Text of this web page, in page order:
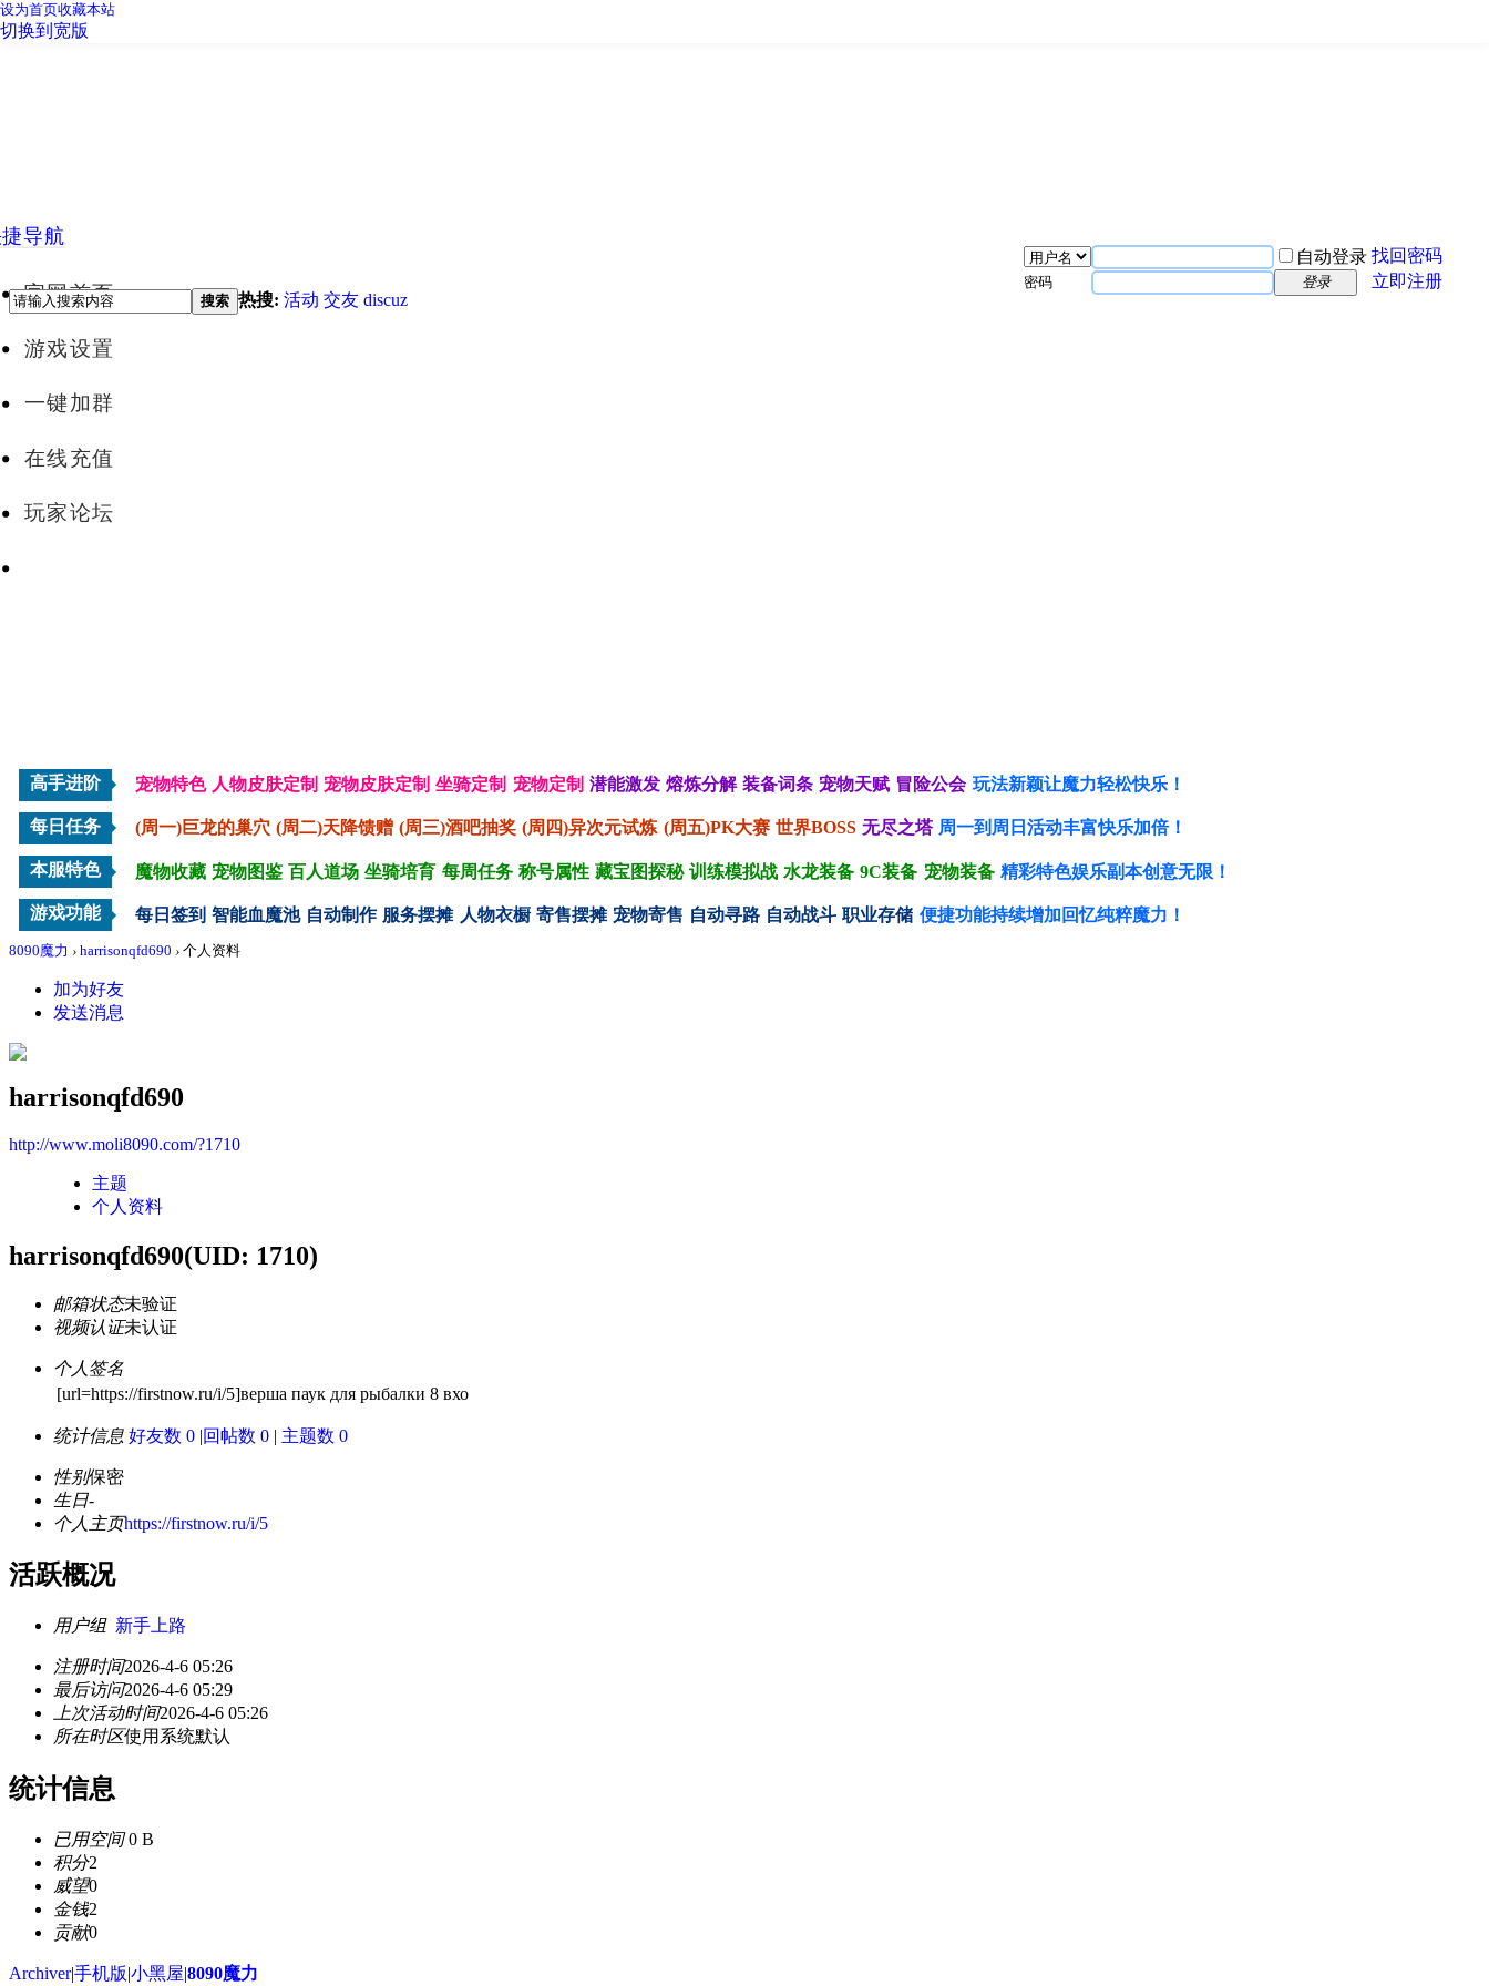
设为首页收藏本站
切换到宽版
自动登录 找回密码
密码 登录 立即注册
导航
官网首页
游戏设置
一键加群
在线充值
玩家论坛
搜索 热搜: 活动 交友 discuz
高手进阶 宠物特色 人物皮肤定制 宠物皮肤定制 坐骑定制 宠物定制 潜能激发 熔炼分解 装备词条 宠物天赋 冒险公会 玩法新颖让魔力轻松快乐！
每日任务 (周一)巨龙的巢穴 (周二)天降馈赠 (周三)酒吧抽奖 (周四)异次元试炼 (周五)PK大赛 世界BOSS 无尽之塔 周一到周日活动丰富快乐加倍！
本服特色 魔物收藏 宠物图鉴 百人道场 坐骑培育 每周任务 称号属性 藏宝图探秘 训练模拟战 水龙装备 9C装备 宠物装备 精彩特色娱乐副本创意无限！
游戏功能 每日签到 智能血魔池 自动制作 服务摆摊 人物衣橱 寄售摆摊 宠物寄售 自动寻路 自动战斗 职业存储 便捷功能持续增加回忆纯粹魔力！
8090魔力 › harrisonqfd690 › 个人资料
加为好友
发送消息
harrisonqfd690
http://www.moli8090.com/?1710
主题
个人资料
harrisonqfd690(UID: 1710)
邮箱状态未验证
视频认证未认证
个人签名
[url=https://firstnow.ru/i/5]верша паук для рыбалки 8 вхо
统计信息 好友数 0 |回帖数 0 | 主题数 0
性别保密
生日-
个人主页https://firstnow.ru/i/5
活跃概况
用户组 新手上路
注册时间2026-4-6 05:26
最后访问2026-4-6 05:29
上次活动时间2026-4-6 05:26
所在时区使用系统默认
统计信息
已用空间0 B
积分2
威望0
金钱2
贡献0
Archiver|手机版|小黑屋|8090魔力